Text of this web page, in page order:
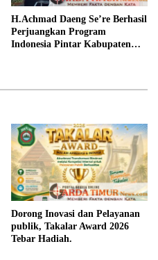
H.Achmad Daeng Se’re Berhasil
Perjuangkan Program
Indonesia Pintar Kabupaten
Dorong Inovasi dan Pelayanan
publik, Takalar Award 2026
Tebar Hadiah.